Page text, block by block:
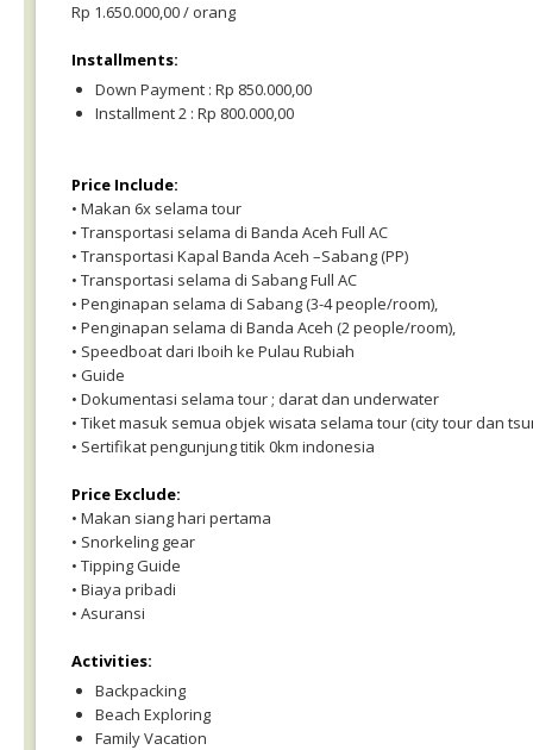
Rp 1.650.000,00 / orang
Installments:
Down Payment : Rp 850.000,00
Installment 2 : Rp 800.000,00
Price Include:
• Makan 6x selama tour
• Transportasi selama di Banda Aceh Full AC
• Transportasi Kapal Banda Aceh –Sabang (PP)
• Transportasi selama di Sabang Full AC
• Penginapan selama di Sabang (3-4 people/room),
• Penginapan selama di Banda Aceh (2 people/room),
• Speedboat dari Iboih ke Pulau Rubiah
• Guide
• Dokumentasi selama tour ; darat dan underwater
• Tiket masuk semua objek wisata selama tour (city tour dan
• Sertifikat pengunjung titik 0km indonesia
Price Exclude:
• Makan siang hari pertama
• Snorkeling gear
• Tipping Guide
• Biaya pribadi
• Asuransi
Activities:
Backpacking
Beach Exploring
Family Vacation